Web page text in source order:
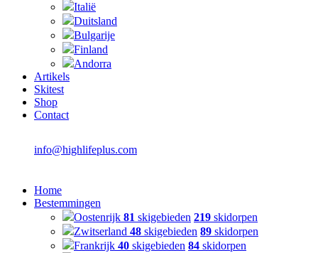
Italië
Duitsland
Bulgarije
Finland
Andorra
Artikels
Skitest
Shop
Contact
info@highlifeplus.com
Home
Bestemmingen
Oostenrijk 81 skigebieden 219 skidorpen
Zwitserland 48 skigebieden 89 skidorpen
Frankrijk 40 skigebieden 84 skidorpen